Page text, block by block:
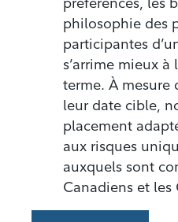
philosophie des
participantes
s’arrime mieux
terme. À mesure
leur date cible,
placement
aux risques
auxquels sont
Canadiens et les